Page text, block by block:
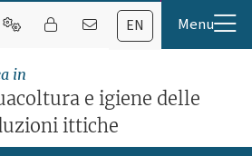
EN
in
e igiene delle
ittiche